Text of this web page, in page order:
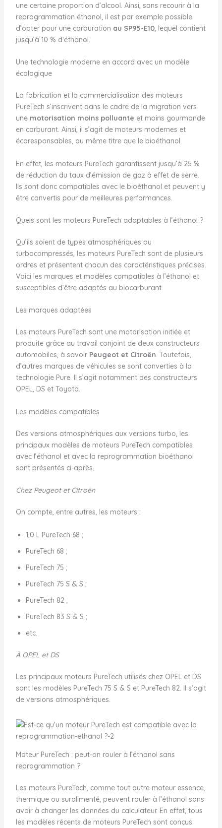
une certaine proportion d’alcool. Ainsi, sans recourir à la
reprogrammation éthanol, il est par exemple possible
d’opter pour une carburation au SP95-E10, lequel contient
jusqu’à 10 % d’éthanol.
Une technologie moderne en accord avec un modèle
écologique
La fabrication et la commercialisation des moteurs
PureTech s’inscrivent dans le cadre de la migration vers
une motorisation moins polluante et moins gourmande
en carburant. Ainsi, il s’agit de moteurs modernes et
écoresponsables, au même titre que le bioéthanol.
En effet, les moteurs PureTech garantissent jusqu’à 25 %
de réduction du taux d’émission de gaz à effet de serre.
Ils sont donc compatibles avec le bioéthanol et peuvent y
être convertis pour de meilleures performances.
Quels sont les moteurs PureTech adaptables à l’éthanol ?
Qu’ils soient de types atmosphériques ou
turbocompressés, les moteurs PureTech sont de plusieurs
ordres et présentent chacun des caractéristiques précises.
Voici les marques et modèles compatibles à l’éthanol et
susceptibles d’être adaptés au biocarburant.
Les marques adaptées
Les moteurs PureTech sont une motorisation initiée et
produite grâce au travail conjoint de deux constructeurs
automobiles, à savoir Peugeot et Citroën. Toutefois,
d’autres marques de véhicules se sont converties à la
technologie Pure. Il s’agit notamment des constructeurs
OPEL, DS et Toyota.
Les modèles compatibles
Des versions atmosphériques aux versions turbo, les
principaux modèles de moteurs PureTech compatibles
avec l’éthanol et avec la reprogrammation bioéthanol
sont présentés ci-après.
Chez Peugeot et Citroën
On compte, entre autres, les moteurs :
1,0 L PureTech 68 ;
PureTech 68 ;
PureTech 75 ;
PureTech 75 S & S ;
PureTech 82 ;
PureTech 83 S & S ;
etc.
À OPEL et DS
Les principaux moteurs PureTech utilisés chez OPEL et DS
sont les modèles PureTech 75 S & S et PureTech 82. Il s’agit
de versions atmosphériques.
Moteur PureTech : peut-on rouler à l’éthanol sans
reprogrammation ?
Les moteurs PureTech, comme tout autre moteur essence,
thermique ou suralimenté, peuvent rouler à l’éthanol sans
avoir à changer les données du calculateur. En effet, tous
les modèles récents de moteurs PureTech sont conçus